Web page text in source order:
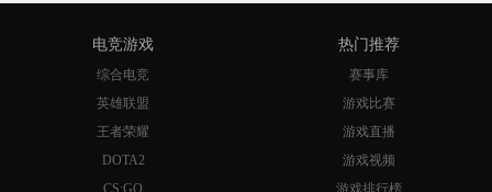
电竞游戏
综合电竞
英雄联盟
王者荣耀
DOTA2
CS:GO
热门推荐
赛事库
游戏比赛
游戏直播
游戏视频
游戏排行榜